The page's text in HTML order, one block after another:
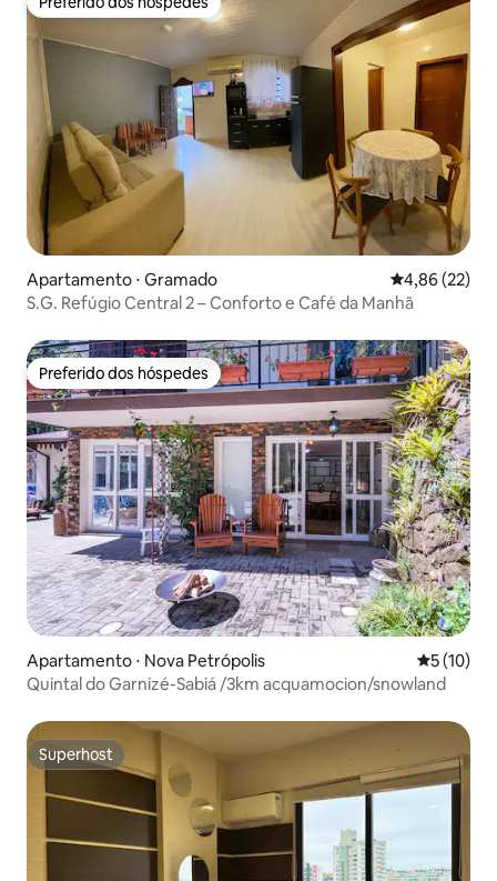
Preferido dos hóspedes
Apartamento ⋅ Gramado 4,86 de uma
4,86 (22)
S.G. Refúgio Central 2 – Conforto e Café da Manhã
Preferido dos hóspedes
Preferido dos hóspedes
Apartamento ⋅ Nova Petrópolis 5 de uma
5 (10)
Quintal do Garnizé-Sabiá /3km acquamocion/snowland
Superhost
Superhost